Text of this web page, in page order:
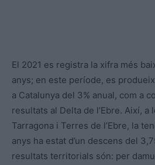
El 2021 es registra la xifra més
anys; en este període, es
a Catalunya del 3% anual, com a
resultats al Delta de l’Ebre. Així, a
Tarragona i Terres de l’Ebre, la
anys ha estat d’un descens del
resultats territorials són: per